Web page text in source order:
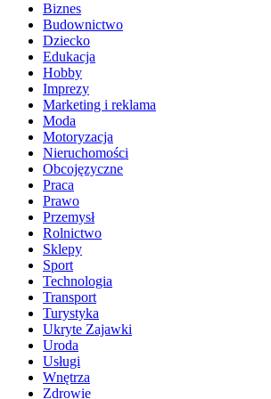
Biznes
Budownictwo
Dziecko
Edukacja
Hobby
Imprezy
Marketing i reklama
Moda
Motoryzacja
Nieruchomości
Obcojęzyczne
Praca
Prawo
Przemysł
Rolnictwo
Sklepy
Sport
Technologia
Transport
Turystyka
Ukryte Zajawki
Uroda
Usługi
Wnętrza
Zdrowie